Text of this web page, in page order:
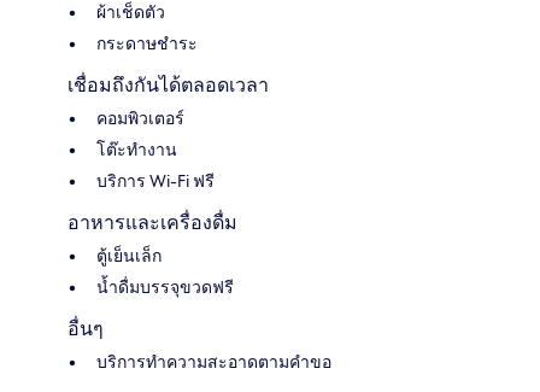
ผ้าเช็ดตัว
กระดาษชำระ
เชื่อมถึงกันได้ตลอดเวลา
คอมพิวเตอร์
โต๊ะทำงาน
บริการ Wi-Fi ฟรี
อาหารและเครื่องดื่ม
ตู้เย็นเล็ก
น้ำดื่มบรรจุขวดฟรี
อื่นๆ
บริการทำความสะอาดตามคำขอ